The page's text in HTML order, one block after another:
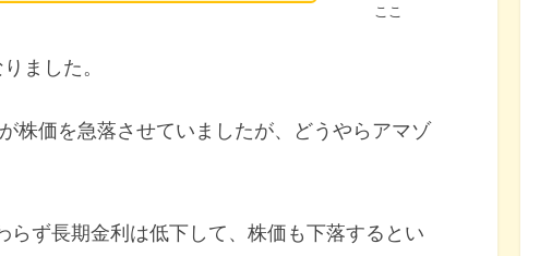
ここ
ました。
株価を急落させていましたが、どうやらアマゾ
ず長期金利は低下して、株価も下落するとい